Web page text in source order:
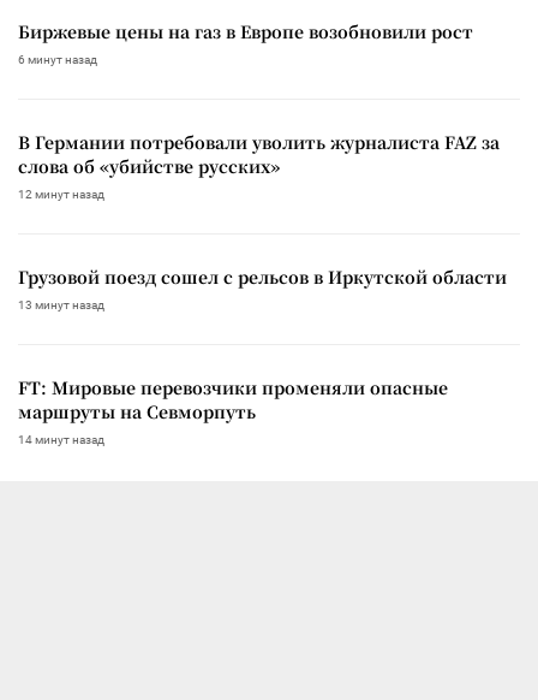
Биржевые цены на газ в Европе возобновили рост
6 минут назад
В Германии потребовали уволить журналиста FAZ за
слова об «убийстве русских»
12 минут назад
Грузовой поезд сошел с рельсов в Иркутской области
13 минут назад
FT: Мировые перевозчики променяли опасные
маршруты на Севморпуть
14 минут назад